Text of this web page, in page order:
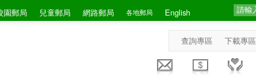
園郵局 兒童郵局 網路郵局 各地郵局 English
查詢專區 下載專區